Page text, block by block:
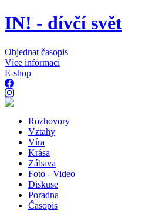
IN! - dívčí svět
Objednat časopis
Více informací
E-shop
Rozhovory
Vztahy
Víra
Krása
Zábava
Foto - Video
Diskuse
Poradna
Časopis